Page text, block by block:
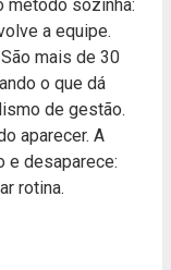
método sozinha:
a equipe.
mais de 30
o que dá
de gestão.
aparecer. A
e desaparece:
rotina.